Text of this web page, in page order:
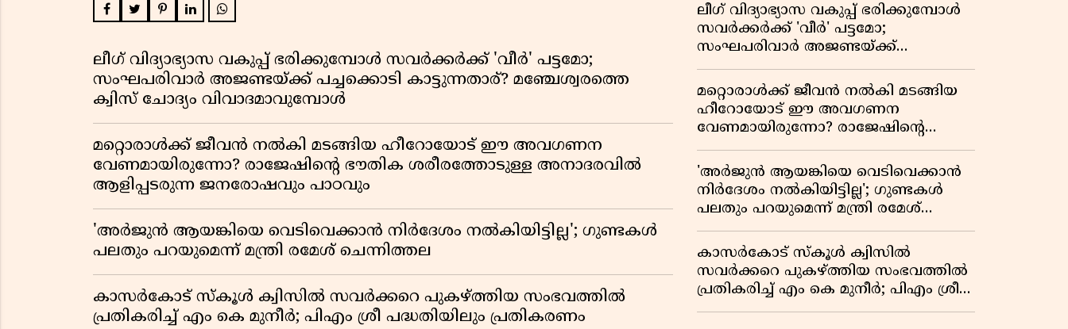
ലീഗ് വിദ്യാഭ്യാസ വകുപ്പ് ഭരിക്കുമ്പോൾ സവർക്കർക്ക് 'വീർ' പട്ടമോ;
സംഘപരിവാർ അജണ്ടയ്ക്ക് പച്ചക്കൊടി കാട്ടുന്നതാര്? മഞ്ചേശ്വരത്തെ
ക്വിസ് ചോദ്യം വിവാദമാവുമ്പോൾ
മറ്റൊരാൾക്ക് ജീവൻ നൽകി മടങ്ങിയ ഹീറോയോട് ഈ അവഗണന
വേണമായിരുന്നോ? രാജേഷിൻ്റെ ഭൗതിക ശരീരത്തോടുള്ള അനാദരവിൽ
ആളിപ്പടരുന്ന ജനരോഷവും പാഠവും
'അർജുൻ ആയങ്കിയെ വെടിവെക്കാൻ നിർദേശം നൽകിയിട്ടില്ല'; ഗുണ്ടകൾ
പലതും പറയുമെന്ന് മന്ത്രി രമേശ് ചെന്നിത്തല
കാസർകോട് സ്കൂൾ ക്വിസിൽ സവർക്കറെ പുകഴ്ത്തിയ സംഭവത്തിൽ
പ്രതികരിച്ച് എം കെ മുനീർ; പിഎം ശ്രീ പദ്ധതിയിലും പ്രതികരണം
ലീഗ് വിദ്യാഭ്യാസ വകുപ്പ് ഭരിക്കുമ്പോൾ
സവർക്കർക്ക് 'വീർ' പട്ടമോ;
സംഘപരിവാർ അജണ്ടയ്ക്ക്
പച്ചക്കൊടി കാട്ടുന്നതാര്?
മഞ്ചേശ്വരത്തെ ക്വിസ് ചോദ്യം
വിവാദമാവുമ്പോൾ
മറ്റൊരാൾക്ക് ജീവൻ നൽകി മടങ്ങിയ
ഹീറോയോട് ഈ അവഗണന
വേണമായിരുന്നോ? രാജേഷിൻ്റെ
ഭൗതിക ശരീരത്തോടുള്ള അനാദരവിൽ
ആളിപ്പടരുന്ന ജനരോഷവും പാഠവും
'അർജുൻ ആയങ്കിയെ വെടിവെക്കാൻ
നിർദേശം നൽകിയിട്ടില്ല'; ഗുണ്ടകൾ
പലതും പറയുമെന്ന് മന്ത്രി രമേശ്
ചെന്നിത്തല
കാസർകോട് സ്കൂൾ ക്വിസിൽ
സവർക്കറെ പുകഴ്ത്തിയ സംഭവത്തിൽ
പ്രതികരിച്ച് എം കെ മുനീർ; പിഎം ശ്രീ
പദ്ധതിയിലും പ്രതികരണം